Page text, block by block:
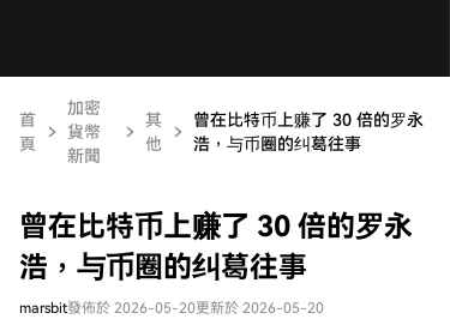
首
頁
加密
貨幣
新聞
其
他
曾在比特币上赚了 30 倍的罗永
浩，与币圈的纠葛往事
曾在比特币上赚了 30 倍的罗永
浩，与币圈的纠葛往事
marsbit發佈於 2026-05-20更新於 2026-05-20